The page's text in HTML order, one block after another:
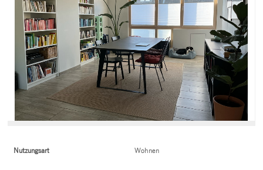
Nutzungsart Wohnen